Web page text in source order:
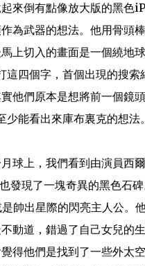
來倒有點像放大版的黑
為武器的想法。他用骨頭
上切入的畫面是一個繞地
四個字，首個出現的搜索
他們原本是想將前一個鏡
能看出來庫布裏克的想
球上，我們看到由演員
現了一塊奇異的黑色石
出星際的閃亮主人公。
動道，錯過了自己女兒
得他們是找到了一些外太